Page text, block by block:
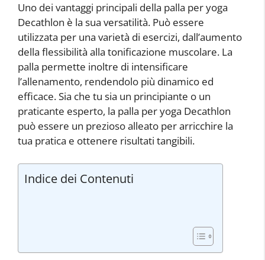
Uno dei vantaggi principali della palla per yoga
Decathlon è la sua versatilità. Può essere
utilizzata per una varietà di esercizi, dall’aumento
della flessibilità alla tonificazione muscolare. La
palla permette inoltre di intensificare
l’allenamento, rendendolo più dinamico ed
efficace. Sia che tu sia un principiante o un
praticante esperto, la palla per yoga Decathlon
può essere un prezioso alleato per arricchire la
tua pratica e ottenere risultati tangibili.
Indice dei Contenuti